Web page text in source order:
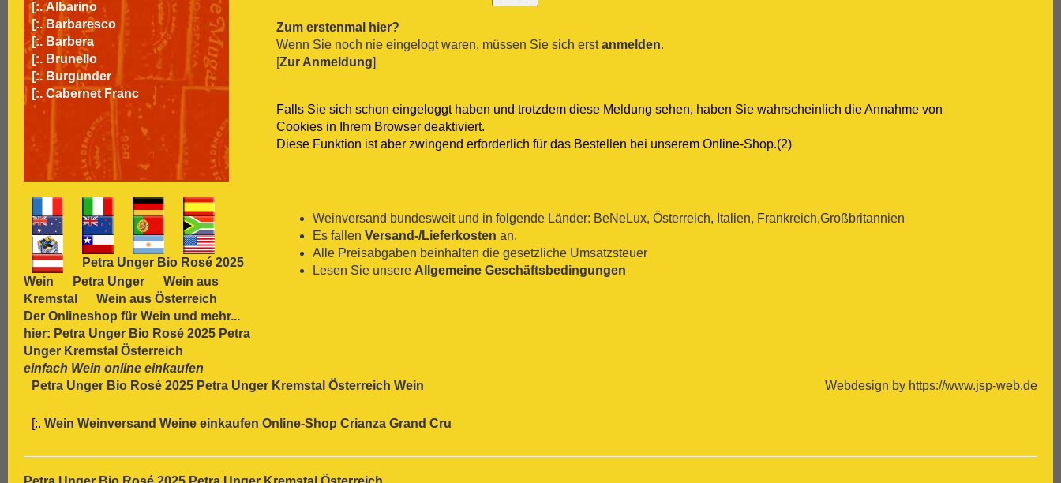
[:. Albarino
[:. Barbaresco
[:. Barbera
[:. Brunello
[:. Burgunder
[:. Cabernet Franc
[:.
Cabernet Sauvignon
Carignan
[:.
Carmenère
Chardonnay
[:. Chasselas
[:. Chenin Blanc
[:. Chiavennasca
[:. Cinsault
[:. Cinsaut
[:. Cortese
[:. Dolcetto
[:. Dornfelder
[:. Gamay
[:. Garganega
[:. Garnacha
[:. Gavi
[:. Gewürztraminer
[:. grauer Burgunder
[:. Grüner Veltliner
[:. Gutedel
Venosa Mater 2023Cantina di Venosa
Malvasia für 9.80 EUR/Flasche
inkl. MwStzzgl. Versand
Zum erstenmal hier?
Wenn Sie noch nie eingelogt waren, müssen Sie sich erstanmelden.
[Zur Anmeldung]
Falls Sie sich schon eingeloggt haben und trotzdem diese Meldung sehen, haben Sie wahrscheinlich die Annahme von
Cookies in Ihrem Browser deaktiviert.
Diese Funktion ist aber zwingend erforderlich für das Bestellen bei unserem Online-Shop.(2)
Petra Unger Bio Rosé 2025
Wein
Petra Unger
Wein aus
Kremstal
Wein aus Österreich
Der Onlineshop für Wein und mehr...
hier: Petra Unger Bio Rosé 2025 Petra
Unger Kremstal Österreich
einfach Wein online einkaufen
Weinversand bundesweit und in folgende Länder: BeNeLux, Österreich, Italien, Frankreich,Großbritannien
Es fallen Versand-/Lieferkosten an.
Alle Preisabgaben beinhalten die gesetzliche Umsatzsteuer
Lesen Sie unsere Allgemeine Geschäftsbedingungen
Petra Unger Bio Rosé 2025 Petra Unger Kremstal Österreich Wein Webdesign by https://www.jsp-web.de
[:. Wein Weinversand Weine einkaufen Online-Shop Crianza Grand Cru